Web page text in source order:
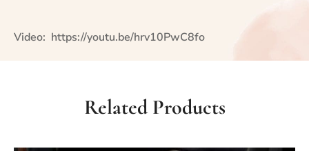
Video: https://youtu.be/hrv10PwC8fo
Related Products